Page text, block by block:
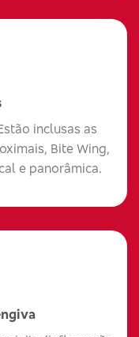
inclusas as
Bite Wing,
e panorâmica.